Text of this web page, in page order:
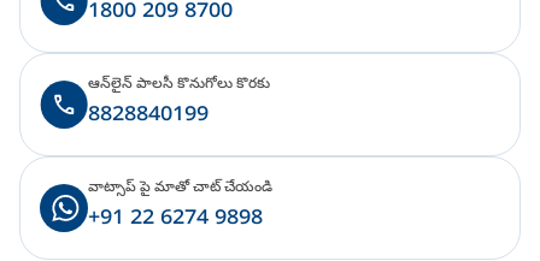
1800 209 8700
8828840199
ఆన్‌లైన్ పాలసీ కొనుగోలు కొరకు
+91 22 6274 9898
వాట్సాప్ పై మాతో చాట్ చేయండి